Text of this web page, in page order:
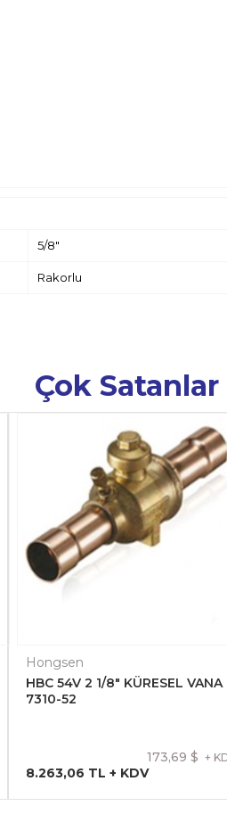
5/8"
Rakorlu
Çok Satanlar
Hongsen
HBC 54V 2 1/8" KÜRESEL VANA
7310-52
173,69 $ +
8.263,06 TL + KDV